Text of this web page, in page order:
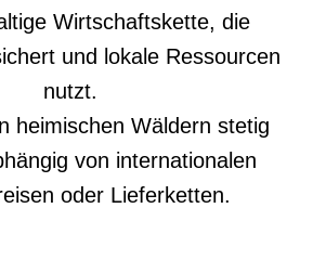
Wirtschaftskette, die
und lokale Ressourcen
nutzt.
heimischen Wäldern stetig
von internationalen
oder Lieferketten.